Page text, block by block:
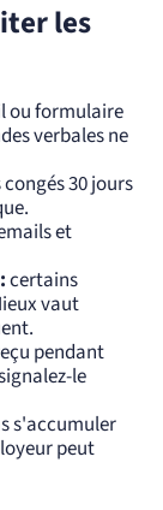
les
ou formulaire
verbales ne
30 jours
et
certains
vaut
pendant
le
s'accumuler
peut